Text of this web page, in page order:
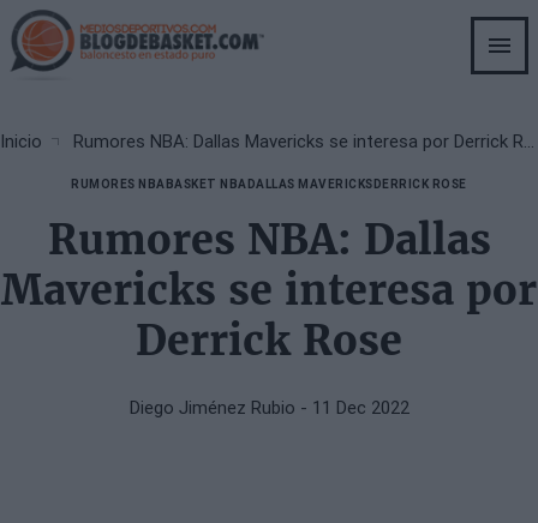
Skip
to
main
Breadcrumb
Inicio Rumores NBA: Dallas Mavericks se interesa por Derrick Rose
RUMORES NBA BASKET NBA DALLAS MAVERICKS DERRICK ROSE
Rumores NBA: Dallas
Mavericks se interesa por
Derrick Rose
Diego Jiménez Rubio - 11 Dec 2022